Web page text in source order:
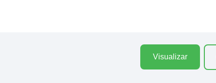
Visualizar